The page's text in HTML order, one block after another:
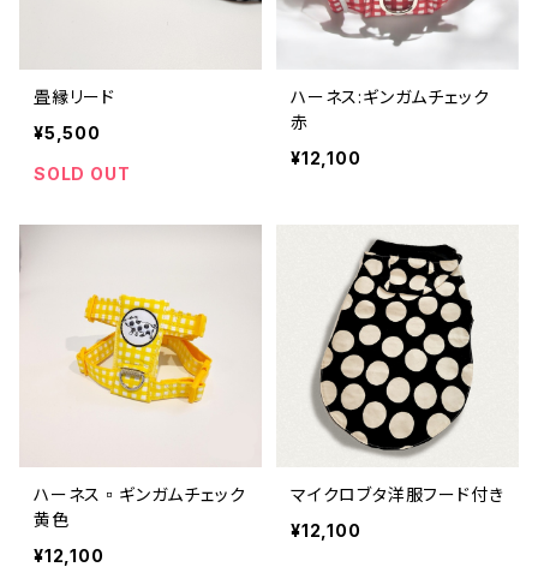
畳縁リード
¥5,500
SOLD OUT
ハーネス:ギンガムチェック
赤
¥12,100
ハーネス▫ギンガムチェック
黄色
¥12,100
マイクロブタ洋服フード付き
¥12,100